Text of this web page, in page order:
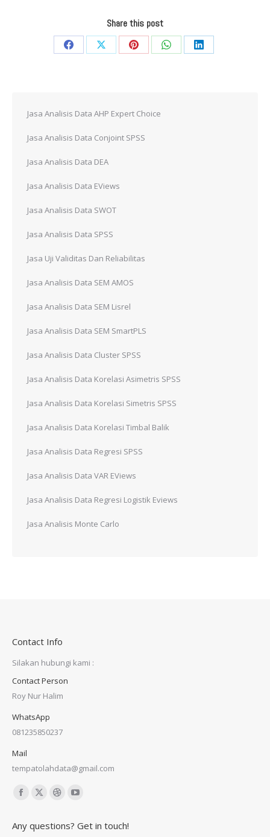
Share this post
Share
Share
Share
Share
Share
Jasa Analisis Data AHP Expert Choice
Jasa Analisis Data Conjoint SPSS
Jasa Analisis Data DEA
Jasa Analisis Data EViews
Jasa Analisis Data SWOT
Jasa Analisis Data SPSS
Jasa Uji Validitas Dan Reliabilitas
Jasa Analisis Data SEM AMOS
Jasa Analisis Data SEM Lisrel
Jasa Analisis Data SEM SmartPLS
Jasa Analisis Data Cluster SPSS
Jasa Analisis Data Korelasi Asimetris SPSS
Jasa Analisis Data Korelasi Simetris SPSS
Jasa Analisis Data Korelasi Timbal Balik
Jasa Analisis Data Regresi SPSS
Jasa Analisis Data VAR EViews
Jasa Analisis Data Regresi Logistik Eviews
Jasa Analisis Monte Carlo
Contact Info
Silakan hubungi kami :
Contact Person
Roy Nur Halim
WhatsApp
081235850237
Mail
tempatolahdata@gmail.com
Find us on:
Facebook
opens
X
opens
Dribbble
opensopens
Any questions? Get in touch!